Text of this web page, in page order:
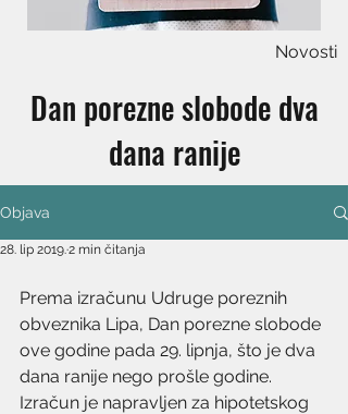
Novosti
Dan porezne slobode dva
dana ranije
Objava
28. lip 2019.2 min čitanja
Prema izračunu Udruge poreznih
obveznika Lipa, Dan porezne slobode
ove godine pada 29. lipnja, što je dva
dana ranije nego prošle godine.
Izračun je napravljen za hipotetskog